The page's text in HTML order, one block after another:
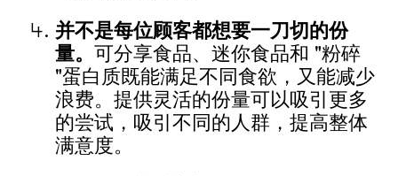
并不是每位顾客都想要一刀切的份
量。可分享食品、迷你食品和 "粉碎
"蛋白质既能满足不同食欲，又能减少
浪费。提供灵活的份量可以吸引更多
的尝试，吸引不同的人群，提高整体
满意度。